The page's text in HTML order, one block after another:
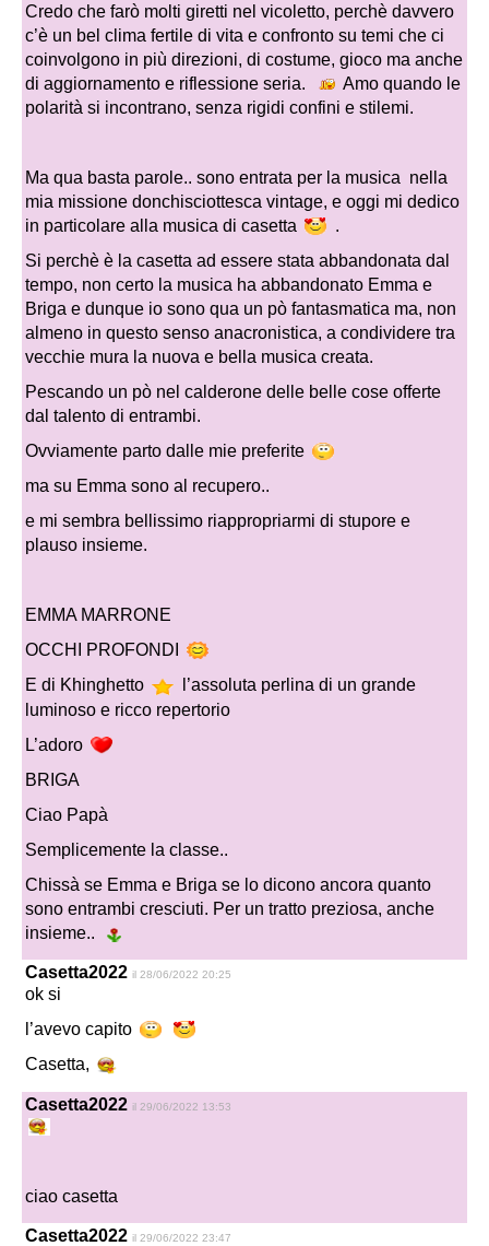
Credo che farò molti giretti nel vicoletto, perchè davvero
c’è un bel clima fertile di vita e confronto su temi che ci
coinvolgono in più direzioni, di costume, gioco ma anche
di aggiornamento e riflessione seria.
Amo quando le
polarità si incontrano, senza rigidi confini e stilemi.
Ma qua basta parole.. sono entrata per la musica nella
mia missione donchisciottesca vintage, e oggi mi dedico
in particolare alla musica di casetta
.
Si perchè è la casetta ad essere stata abbandonata dal
tempo, non certo la musica ha abbandonato Emma e
Briga e dunque io sono qua un pò fantasmatica ma, non
almeno in questo senso anacronistica, a condividere tra
vecchie mura la nuova e bella musica creata.
Pescando un pò nel calderone delle belle cose offerte
dal talento di entrambi.
Ovviamente parto dalle mie preferite
ma su Emma sono al recupero..
e mi sembra bellissimo riappropriarmi di stupore e
plauso insieme.
EMMA MARRONE
OCCHI PROFONDI
E di Khinghetto
l’assoluta perlina di un grande
luminoso e ricco repertorio
L’adoro
BRIGA
Ciao Papà
Semplicemente la classe..
Chissà se Emma e Briga se lo dicono ancora quanto
sono entrambi cresciuti. Per un tratto preziosa, anche
insieme..
Casetta2022 il 28/06/2022 20:25
ok si
l’avevo capito
Casetta,
Casetta2022 il 29/06/2022 13:53
ciao casetta
Casetta2022 il 29/06/2022 23:47